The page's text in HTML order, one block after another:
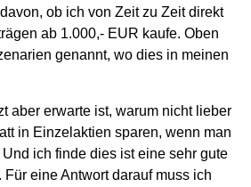
ob ich von Zeit zu Zeit direkt
ab 1.000,- EUR kaufe. Oben
genannt, wo dies in meinen
aber erwarte ist, warum nicht lieber
in Einzelaktien sparen, wenn man
ich finde dies ist eine sehr gute
eine Antwort darauf muss ich